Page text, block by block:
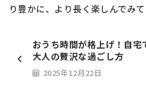
り豊かに、より長く楽しんでみて
おうち時間が格上げ！自
大人の贅沢な過ごし方
2025年12月22日